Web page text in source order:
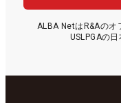
ALBA NetはR&Aのオ
USLPGAの